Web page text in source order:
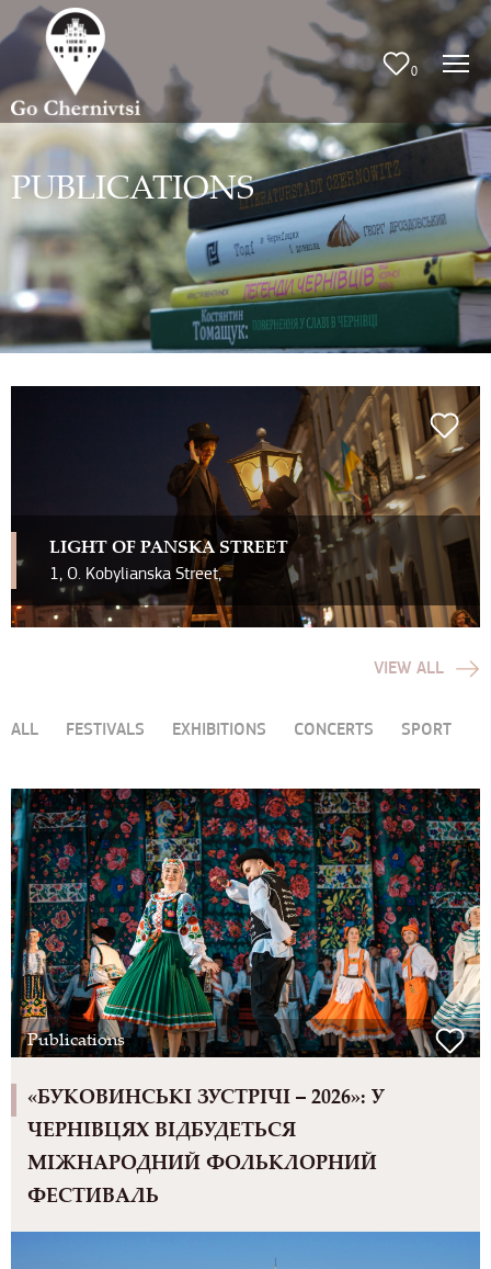
0
PUBLICATIONS
LIGHT OF PANSKA STREET
1, O. Kobylianska Street,
VIEW ALL
ALL FESTIVALS EXHIBITIONS CONCERTS SPORT
Publications
«БУКОВИНСЬКІ ЗУСТРІЧІ – 2026»: У
ЧЕРНІВЦЯХ ВІДБУДЕТЬСЯ
МІЖНАРОДНИЙ ФОЛЬКЛОРНИЙ
ФЕСТИВАЛЬ